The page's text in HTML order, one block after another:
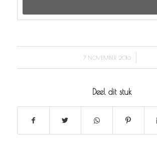
7 NOVEMBER 2016
/
Deel dit stuk